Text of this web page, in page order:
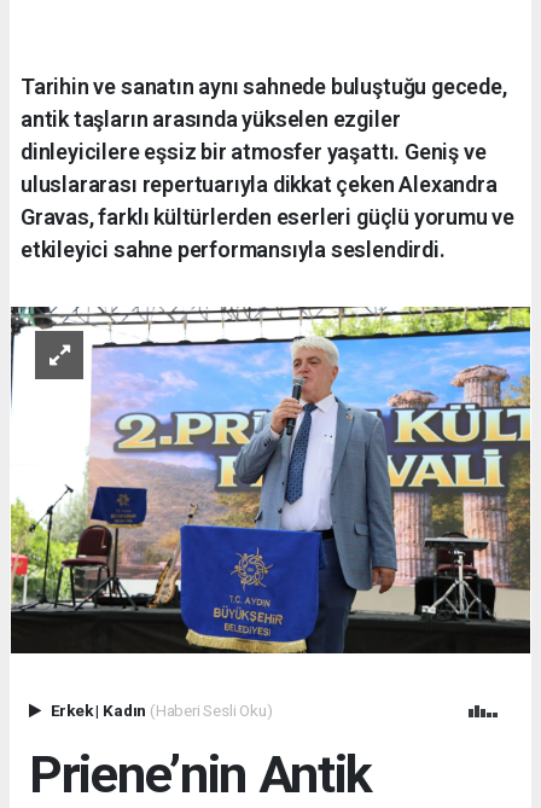
Tarihin ve sanatın aynı sahnede buluştuğu gecede,
antik taşların arasında yükselen ezgiler
dinleyicilere eşsiz bir atmosfer yaşattı. Geniş ve
uluslararası repertuarıyla dikkat çeken Alexandra
Gravas, farklı kültürlerden eserleri güçlü yorumu ve
etkileyici sahne performansıyla seslendirdi.
Erkek| Kadın (Haberi Sesli Oku)
Priene’nin Antik